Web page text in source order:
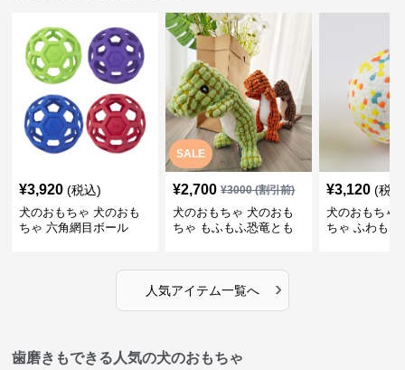
¥3,920 (税込)
犬のおもちゃ 犬のおも
ちゃ 六角網目ボール
SALE
¥2,700 ¥3000(割引前)
犬のおもちゃ 犬のおも
ちゃ もふもふ恐竜とも
¥3,120 (税
犬のおもちゃ
ちゃ ふわもこ
人気アイテム一覧へ ›
歯磨きもできる人気の犬のおもちゃ